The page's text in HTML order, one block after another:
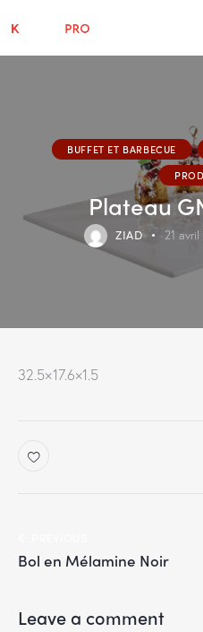
BUFFET ET BARBECUE
Plateau
ZIAD 21
32.5×17.6×1.5
Bol en Mélamine Noir
Leave a comment